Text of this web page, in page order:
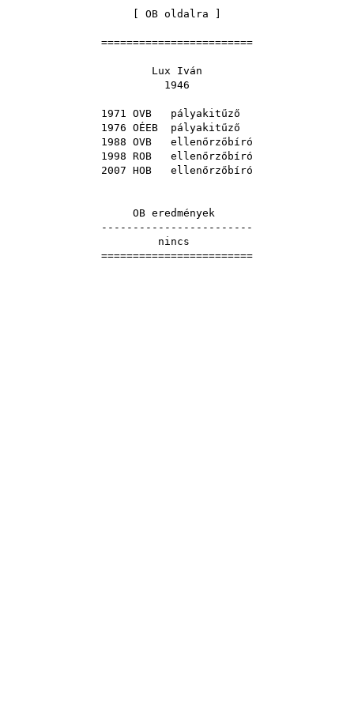
OB oldalra
========================
Lux Iván
1946
1971 OVB pályakitűző
1976 OÉEB pályakitűző
1988 OVB ellenőrzőbíró
1998 ROB ellenőrzőbíró
2007 HOB ellenőrzőbíró
OB eredmények
------------------------
nincs
========================